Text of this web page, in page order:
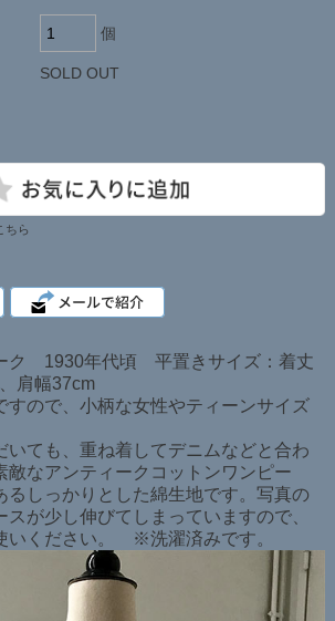
個
SOLD OUT
ちら
ク 1930年代頃 平置きサイズ：着丈
肩幅37cm
すので、小柄な女性やティーンサイズ
いても、重ね着してデニムなどと合わ
敵なアンティークコットンワンピー
るしっかりとした綿生地です。写真の
スが少し伸びてしまっていますので、
使いください。 ※洗濯済みです。